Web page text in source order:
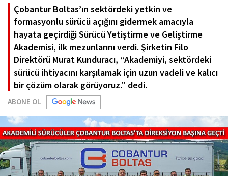
Çobantur Boltas’ın sektördeki yetkin ve
formasyonlu sürücü açığını gidermek amacıyla
hayata geçirdiği Sürücü Yetiştirme ve Geliştirme
Akademisi, ilk mezunlarını verdi. Şirketin Filo
Direktörü Murat Kunduracı, “Akademiyi, sektördeki
sürücü ihtiyacını karşılamak için uzun vadeli ve kalıcı
bir çözüm olarak görüyoruz.” dedi.
ABONE OL